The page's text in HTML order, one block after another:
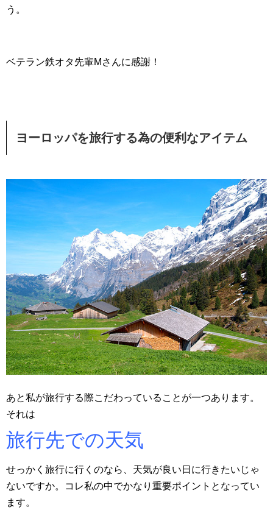
う。
ベテラン鉄オタ先輩Mさんに感謝！
ヨーロッパを旅行する為の便利なアイテム
あと私が旅行する際こだわっていることが一つあります。
それは
旅行先での天気
せっかく旅行に行くのなら、天気が良い日に行きたいじゃ
ないですか。コレ私の中でかなり重要ポイントとなってい
ます。